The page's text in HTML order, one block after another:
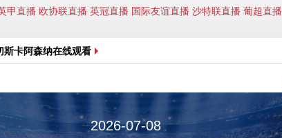
甲直播 欧协联直播 英冠直播 国际友谊直播 沙特联直播 葡超直播
斯卡阿森纳在线观看
2026-07-08